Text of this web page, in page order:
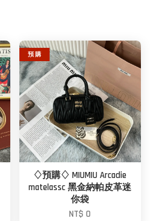
預 購
♢預購♢ MIUMIU Arcadie
matelassc 黑金納帕皮革迷
你袋
NT$ 0